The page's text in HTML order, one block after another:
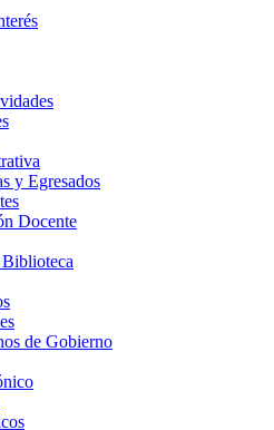
y Egresados
Docente
de Gobierno